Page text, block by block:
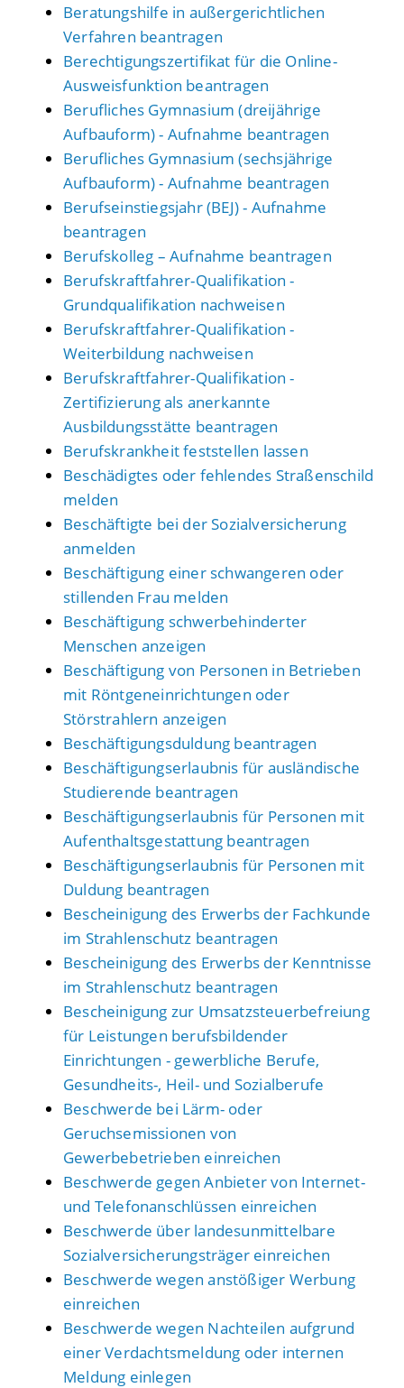
Beratungshilfe in außergerichtlichen
Verfahren beantragen
Berechtigungszertifikat für die Online-
Ausweisfunktion beantragen
Berufliches Gymnasium (dreijährige
Aufbauform) - Aufnahme beantragen
Berufliches Gymnasium (sechsjährige
Aufbauform) - Aufnahme beantragen
Berufseinstiegsjahr (BEJ) - Aufnahme
beantragen
Berufskolleg – Aufnahme beantragen
Berufskraftfahrer-Qualifikation -
Grundqualifikation nachweisen
Berufskraftfahrer-Qualifikation -
Weiterbildung nachweisen
Berufskraftfahrer-Qualifikation -
Zertifizierung als anerkannte
Ausbildungsstätte beantragen
Berufskrankheit feststellen lassen
Beschädigtes oder fehlendes Straßenschild
melden
Beschäftigte bei der Sozialversicherung
anmelden
Beschäftigung einer schwangeren oder
stillenden Frau melden
Beschäftigung schwerbehinderter
Menschen anzeigen
Beschäftigung von Personen in Betrieben
mit Röntgeneinrichtungen oder
Störstrahlern anzeigen
Beschäftigungsduldung beantragen
Beschäftigungserlaubnis für ausländische
Studierende beantragen
Beschäftigungserlaubnis für Personen mit
Aufenthaltsgestattung beantragen
Beschäftigungserlaubnis für Personen mit
Duldung beantragen
Bescheinigung des Erwerbs der Fachkunde
im Strahlenschutz beantragen
Bescheinigung des Erwerbs der Kenntnisse
im Strahlenschutz beantragen
Bescheinigung zur Umsatzsteuerbefreiung
für Leistungen berufsbildender
Einrichtungen - gewerbliche Berufe,
Gesundheits-, Heil- und Sozialberufe
Beschwerde bei Lärm- oder
Geruchsemissionen von
Gewerbebetrieben einreichen
Beschwerde gegen Anbieter von Internet-
und Telefonanschlüssen einreichen
Beschwerde über landesunmittelbare
Sozialversicherungsträger einreichen
Beschwerde wegen anstößiger Werbung
einreichen
Beschwerde wegen Nachteilen aufgrund
einer Verdachtsmeldung oder internen
Meldung einlegen